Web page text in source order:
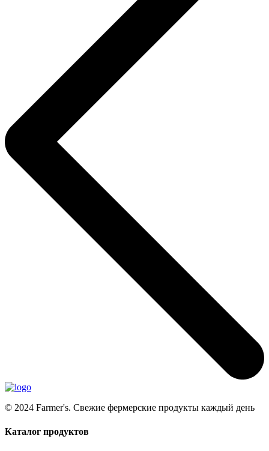
© 2024 Farmer's. Свежие фермерские продукты каждый день
Каталог продуктов